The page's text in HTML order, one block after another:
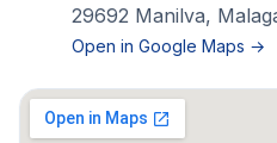
29692 Manilva,
Open in Google Maps →